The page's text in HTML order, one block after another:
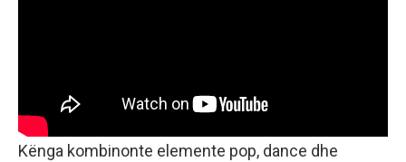
Kënga kombinonte elemente pop, dance dhe